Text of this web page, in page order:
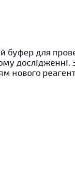
буфер для
нового